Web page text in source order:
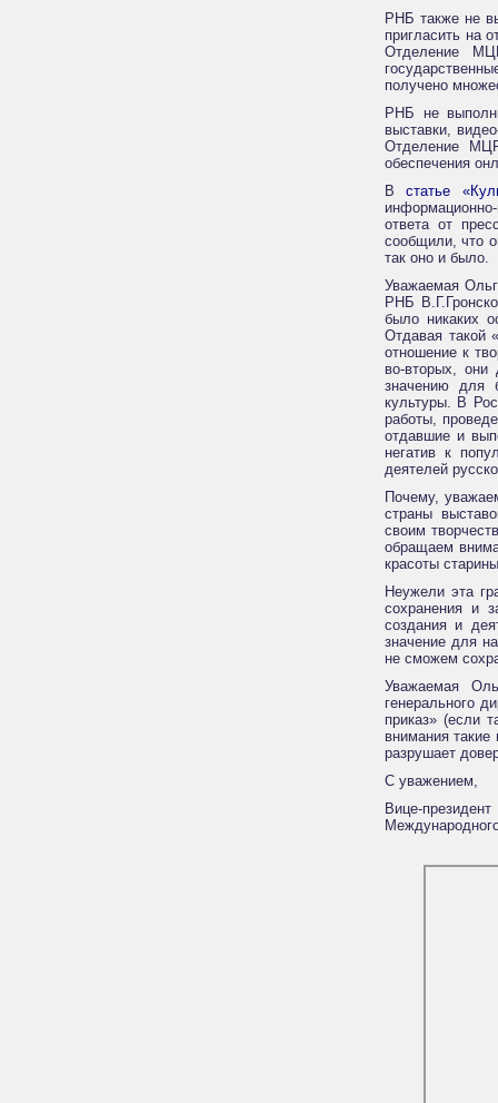
РНБ также не
пригласить на
Отделение
получено
РНБ не
выставки,
Отделение
обеспечения
Встатье
ответа от
сообщили, что
так оно и было.
Уважаемая
РНБ
было никаких
Отдавая такой
отношение к
во-вторых, они
значению для
культуры. В
работы,
отдавшие и
негатив к
деятелей
Почему,
страны
своим
обращаем
красоты
Неужели эта
сохранения и
создания и
значение для
не сможем
Уважаемая
генерального
приказ» (если
внимания такие
разрушает
С уважением,
Вице-президент